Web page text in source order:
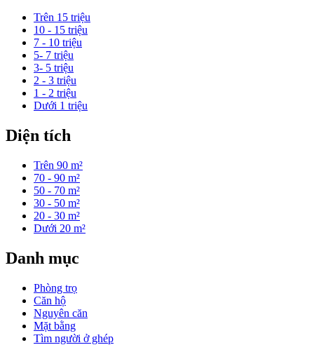
Trên 15 triệu
10 - 15 triệu
7 - 10 triệu
5- 7 triệu
3- 5 triệu
2 - 3 triệu
1 - 2 triệu
Dưới 1 triệu
Diện tích
Trên 90 m²
70 - 90 m²
50 - 70 m²
30 - 50 m²
20 - 30 m²
Dưới 20 m²
Danh mục
Phòng trọ
Căn hộ
Nguyên căn
Mặt bằng
Tìm người ở ghép